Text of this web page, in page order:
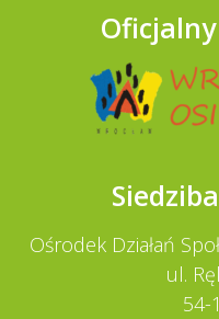
Ośrodek Działań
ul.
54-